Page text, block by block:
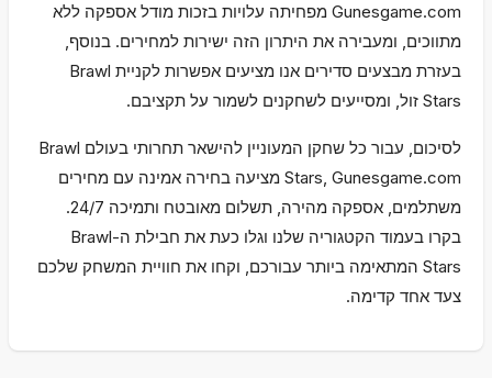
Gunesgame.com מפחיתה עלויות בזכות מודל אספקה ללא
מתווכים, ומעבירה את היתרון הזה ישירות למחירים. בנוסף,
בעזרת מבצעים סדירים אנו מציעים אפשרות לקניית Brawl
Stars זול, ומסייעים לשחקנים לשמור על תקציבם.
לסיכום, עבור כל שחקן המעוניין להישאר תחרותי בעולם Brawl
Stars, Gunesgame.com מציעה בחירה אמינה עם מחירים
משתלמים, אספקה מהירה, תשלום מאובטח ותמיכה 24/7.
בקרו בעמוד הקטגוריה שלנו וגלו כעת את חבילת ה-Brawl
Stars המתאימה ביותר עבורכם, וקחו את חוויית המשחק שלכם
צעד אחד קדימה.